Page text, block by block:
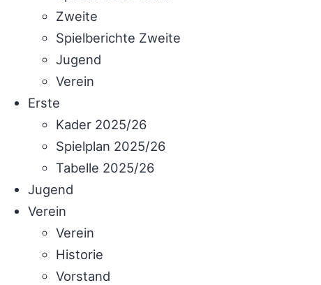
Zweite
Spielberichte Zweite
Jugend
Verein
Erste
Kader 2025/26
Spielplan 2025/26
Tabelle 2025/26
Jugend
Verein
Verein
Historie
Vorstand